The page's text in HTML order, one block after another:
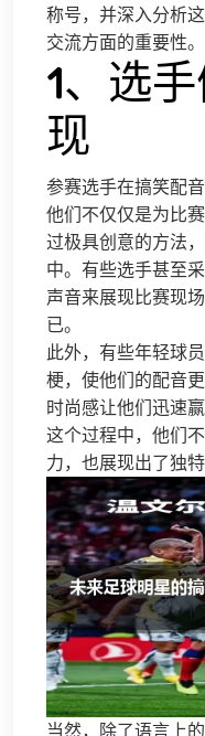
称号，并深入分析
交流方面的重要性。
1、选
现
参赛选手在搞笑配
他们不仅仅是为比
过极具创意的方法
中。有些选手甚至
声音来展现比赛现
已。
此外，有些年轻球
梗，使他们的配音
时尚感让他们迅速
这个过程中，他们
力，也展现出了独特